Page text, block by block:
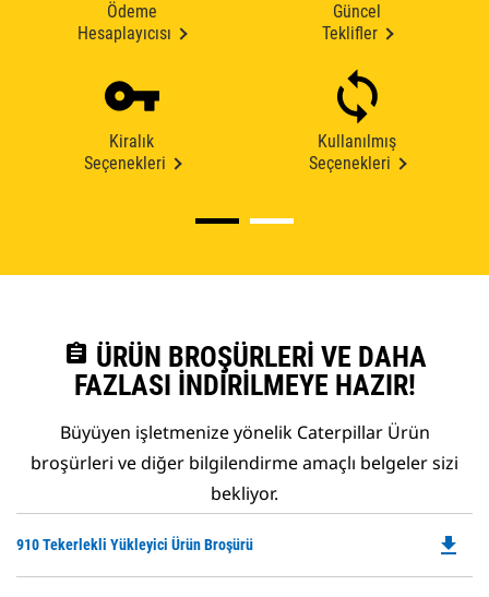
Ödeme
Hesaplayıcısı
Güncel
Teklifler
Kiralık
Seçenekleri
Kullanılmış
Seçenekleri
assignment ÜRÜN BROŞÜRLERI VE DAHA
FAZLASI İNDIRILMEYE HAZIR!
Büyüyen işletmenize yönelik Caterpillar Ürün
broşürleri ve diğer bilgilendirme amaçlı belgeler sizi
bekliyor.
910 Tekerlekli Yükleyici Ürün Broşürü file_download